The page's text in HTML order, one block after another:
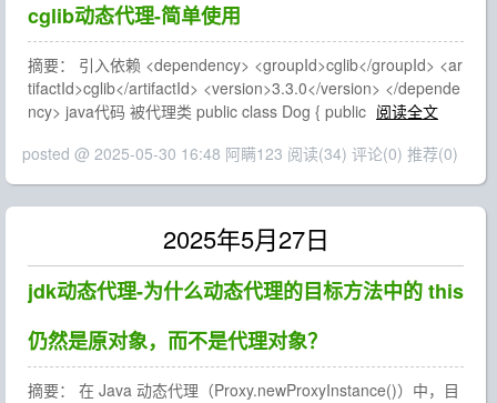
cglib动态代理-简单使用
摘要： 引入依赖 <dependency> <groupId>cglib</groupId> <ar
tifactId>cglib</artifactId> <version>3.3.0</version> </depende
ncy> java代码 被代理类 public class Dog { public 阅读全文
posted @ 2025-05-30 16:48 阿瞒123 阅读(34) 评论(0) 推荐(0)
2025年5月27日
jdk动态代理-为什么动态代理的目标方法中的 this
仍然是原对象，而不是代理对象？
摘要： 在 Java 动态代理（Proxy.newProxyInstance()）中，目